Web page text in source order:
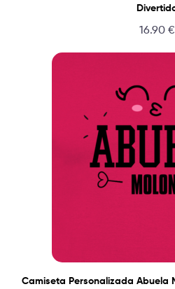
16.90 €
Camiseta Personalizada Abuela